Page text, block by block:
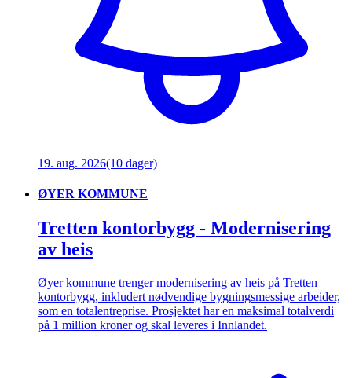
19. aug. 2026(10 dager)
ØYER KOMMUNE
Tretten kontorbygg - Modernisering
av heis
Øyer kommune trenger modernisering av heis på Tretten
kontorbygg, inkludert nødvendige bygningsmessige arbeider,
som en totalentreprise. Prosjektet har en maksimal totalverdi
på 1 million kroner og skal leveres i Innlandet.